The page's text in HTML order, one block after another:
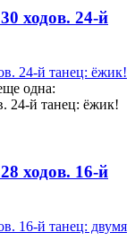
ходов. 24-й
одна:
24-й танец: ёжик!
ходов. 16-й